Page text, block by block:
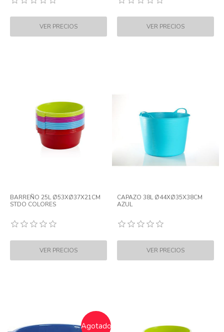
BARREÑO 25L Ø53XØ37X21CM
STDO COLORES
CAPAZO 38L Ø44XØ35X38CM
AZUL
Agotado